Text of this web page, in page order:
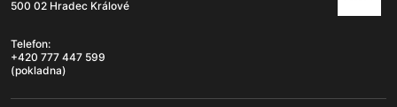
500 02 Hradec Králové
Telefon:
+420 777 447 599
(pokladna)